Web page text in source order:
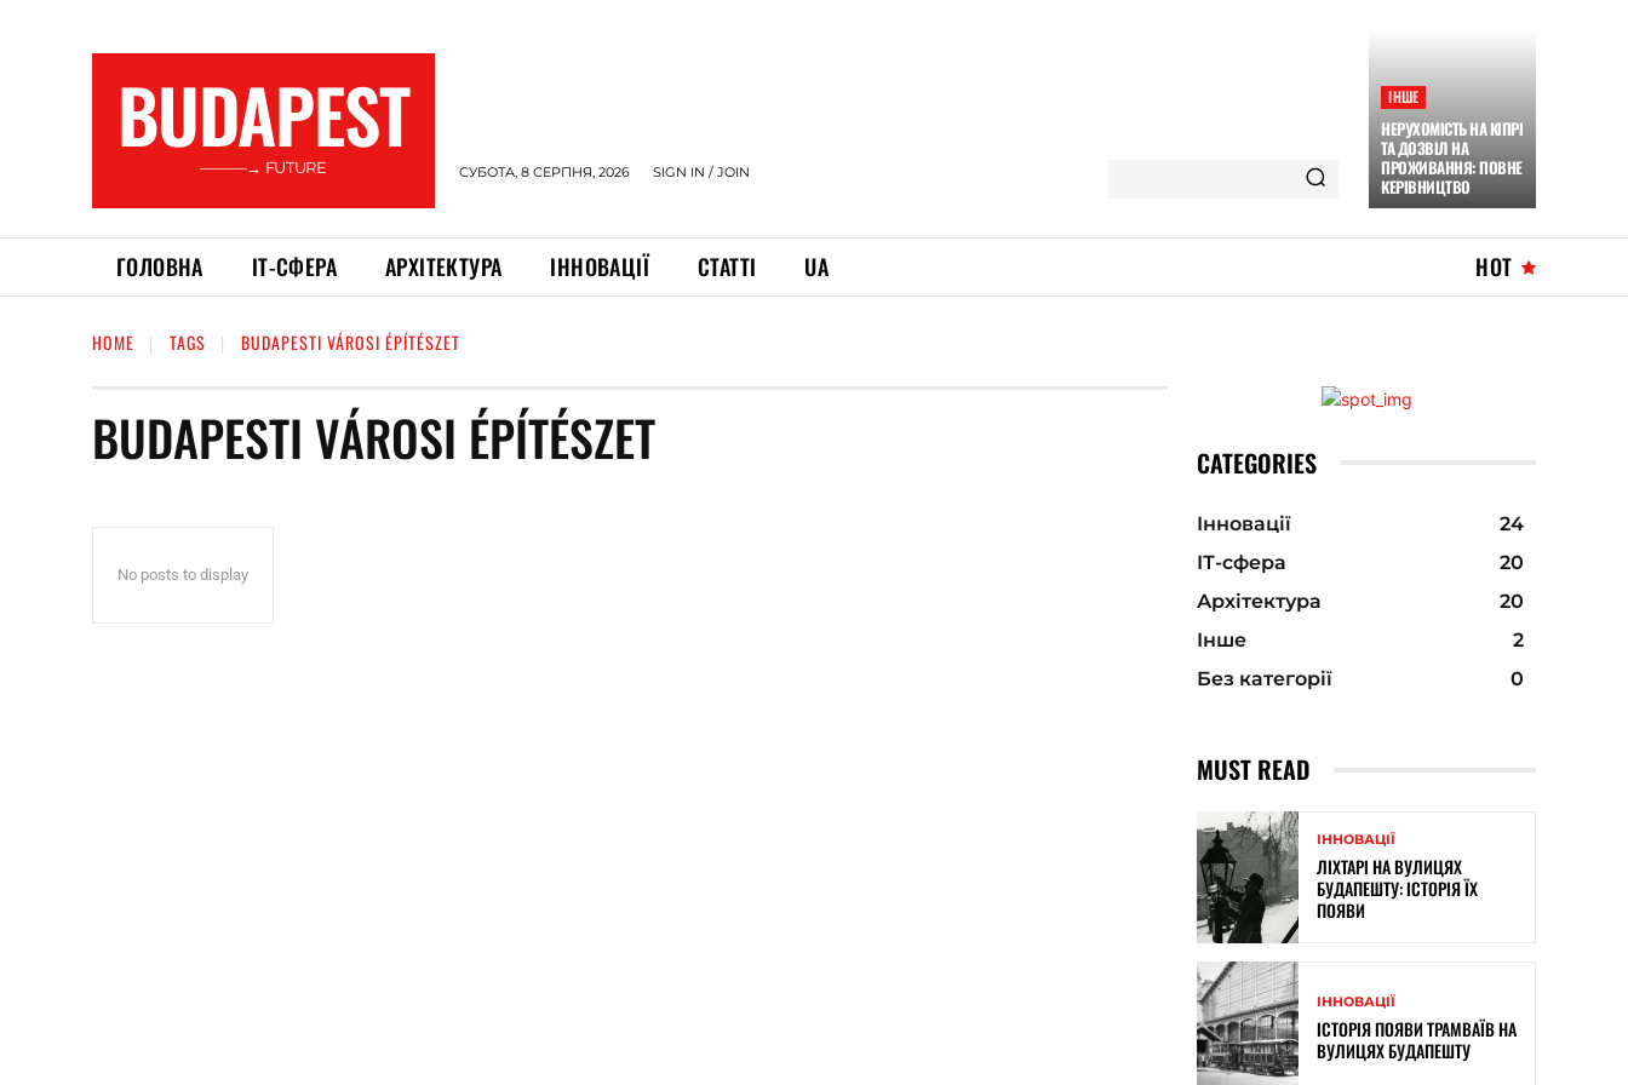
BUDAPEST
———→ FUTURE СУБОТА, 8 СЕРПНЯ, 2026 SIGN IN / JOIN
ІНШЕ
НЕРУХОМІСТЬ НА КІПРІ
ТА ДОЗВІЛ НА
ПРОЖИВАННЯ: ПОВНЕ
КЕРІВНИЦТВО
ГОЛОВНА ІТ-СФЕРА АРХІТЕКТУРА ІННОВАЦІЇ СТАТТІ UA HOT
HOME TAGS BUDAPESTI VÁROSI ÉPÍTÉSZET
BUDAPESTI VÁROSI ÉPÍTÉSZET
No posts to display
CATEGORIES
Інновації
24
ІТ-сфера
20
Архітектура
20
Інше
2
Без категорії
0
MUST READ
ІННОВАЦІЇ
ЛІХТАРІ НА ВУЛИЦЯХ
БУДАПЕШТУ: ІСТОРІЯ ЇХ
ПОЯВИ
ІННОВАЦІЇ
ІСТОРІЯ ПОЯВИ ТРАМВАЇВ НА
ВУЛИЦЯХ БУДАПЕШТУ